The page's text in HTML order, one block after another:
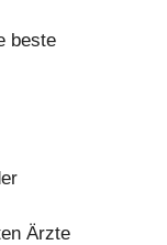
beste
Ärzte